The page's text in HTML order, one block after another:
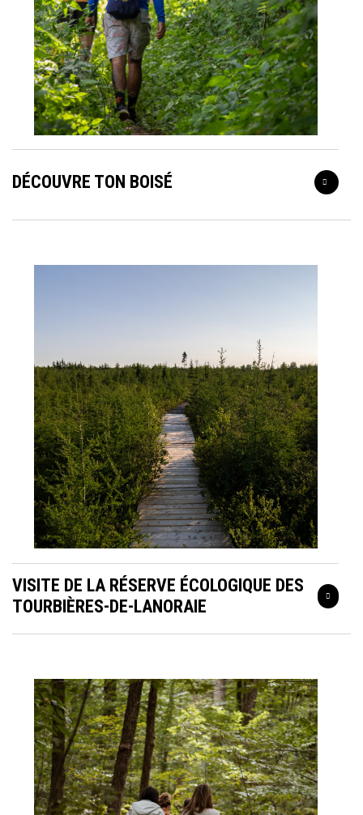
DÉCOUVRE TON BOISÉ
VISITE DE LA RÉSERVE ÉCOLOGIQUE DES
TOURBIÈRES-DE-LANORAIE